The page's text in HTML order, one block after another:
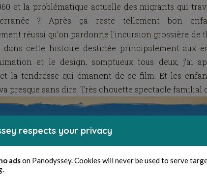
et la problématique actuelle des migrants qui
? Après ça reste tellement bon
réussi qu'on pardonne l'incursion grossière de
dans cette histoire destinée principalement aux
et le design, somptueux tous deux, j'ai
la tendresse qui émanent de ce film. Et les
presque sans dire. Très chouette spectacle familial
respects your privacy
adson Panodyssey. Cookies will never be used to serve